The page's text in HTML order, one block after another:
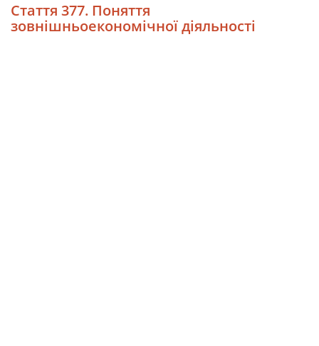
Стаття 377. Поняття
зовнішньоекономічної діяльності